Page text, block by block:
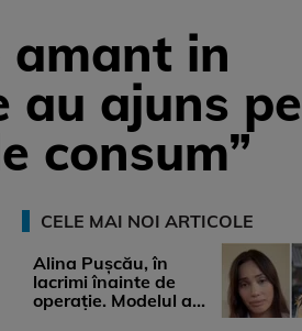
in
au ajuns pe
consum”
CELE MAI NOI ARTICOLE
Alina Pușcău, în
lacrimi înainte de
operație. Modelul a